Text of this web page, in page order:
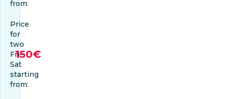
from:
Price
for
two
Fri–
Sat
starting
from:
150€